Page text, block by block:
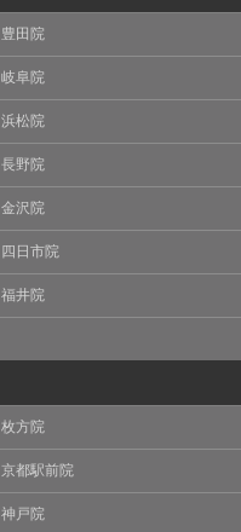
豊田院
岐阜院
浜松院
長野院
金沢院
四日市院
福井院
枚方院
京都駅前院
神戸院